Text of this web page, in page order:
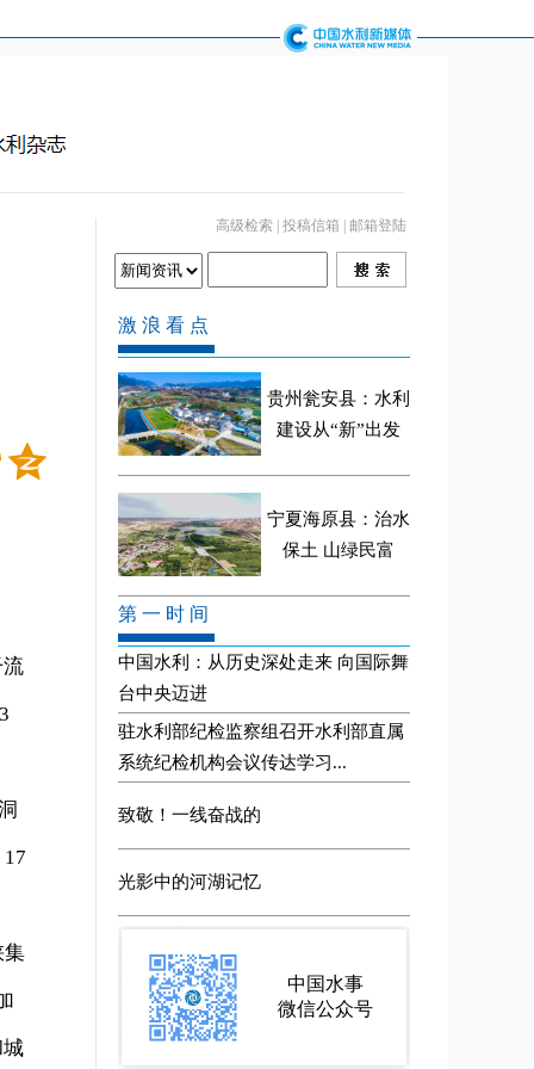
高级检索 投稿信箱 邮箱登陆
集